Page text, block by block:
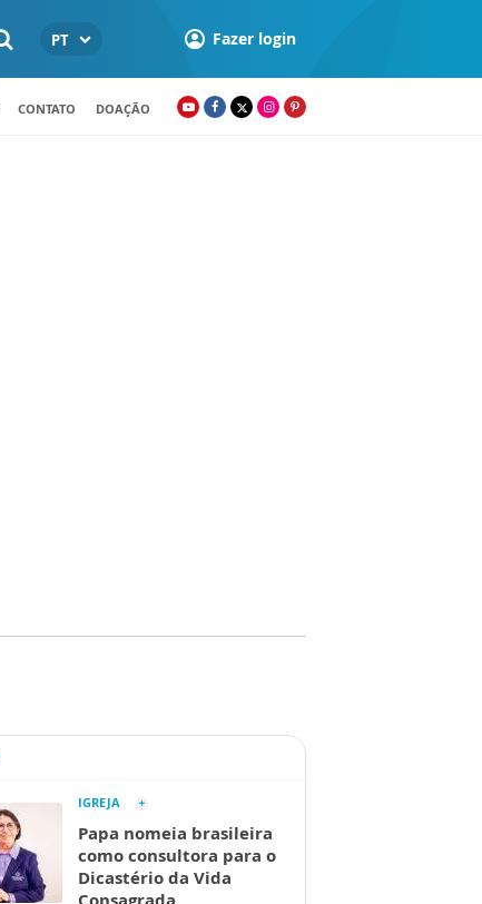
PT Fazer login
CONTATO DOAÇÃO
IGREJA
Papa nomeia brasileira
como consultora para o
Dicastério da Vida
Consagrada